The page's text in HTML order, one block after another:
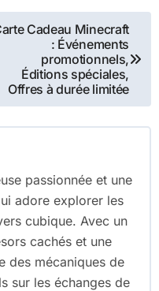
Cadeau Minecraft
: Événements
promotionnels,
Éditions spéciales,
Offres à durée limitée
passionnée et une
adore explorer les
cubique. Avec un
cachés et une
des mécaniques de
sur les échanges de